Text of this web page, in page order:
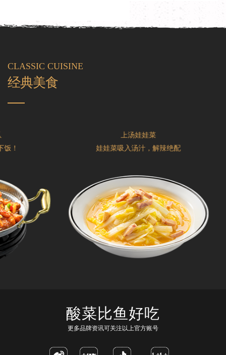
CLASSIC CUISINE
经典美食
！
上汤娃娃菜
娃娃菜吸入汤汁，解辣绝配
酸菜比鱼好吃
更多品牌资讯可关注以上官方账号